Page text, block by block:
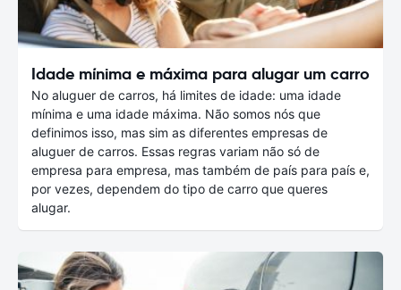
Idade mínima e máxima para alugar um carro
No aluguer de carros, há limites de idade: uma idade
mínima e uma idade máxima. Não somos nós que
definimos isso, mas sim as diferentes empresas de
aluguer de carros. Essas regras variam não só de
empresa para empresa, mas também de país para país e,
por vezes, dependem do tipo de carro que queres
alugar.